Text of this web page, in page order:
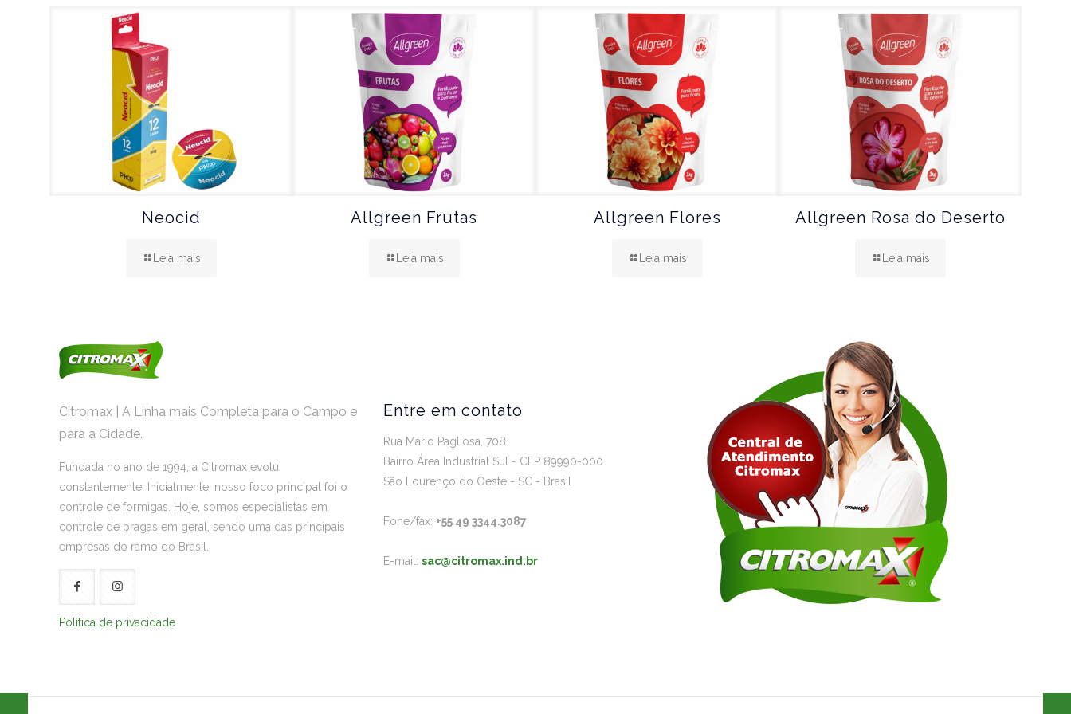
Neocid
Leia mais
Allgreen Frutas
Leia mais
Allgreen Flores
Leia mais
Allgreen Rosa do Deserto
Leia mais
Citromax | A Linha mais Completa para o Campo e
para a Cidade.
Fundada no ano de 1994, a Citromax evolui
constantemente. Inicialmente, nosso foco principal foi o
controle de formigas. Hoje, somos especialistas em
controle de pragas em geral, sendo uma das principais
empresas do ramo do Brasil.
Política de privacidade
Entre em contato
Rua Mário Pagliosa, 708
Bairro Área Industrial Sul - CEP 89990-000
São Lourenço do Oeste - SC - Brasil
Fone/fax: +55 49 3344.3087
E-mail: sac@citromax.ind.br